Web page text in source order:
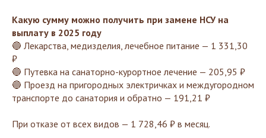
Какую сумму можно получить при замене НСУ на
выплату в 2025 году
🔵 Лекарства, медизделия, лечебное питание — 1 331,30
₽
🔵 Путевка на санаторно-курортное лечение — 205,95 ₽
🔵 Проезд на пригородных электричках и междугородном
транспорте до санатория и обратно — 191,21 ₽
При отказе от всех видов — 1 728,46 ₽ в месяц.